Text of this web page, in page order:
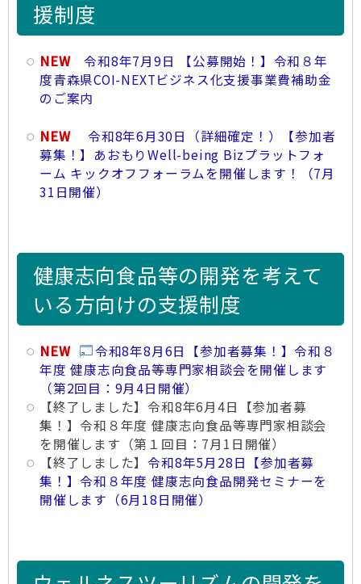
援制度
NEW
令和8年7月9日 【公募開始！】令和８年
度青森県COI-NEXTビジネス化支援事業費補助金
のご案内
NEW
令和8年6月30日（詳細確定！）【参加者
募集！】あおもりWell-being Bizプラットフォ
ーム キックオフフォーラムを開催します！（7月
31日開催）
健康志向食品等の開発を考えて
いる方向けの支援制度
NEW
令和8年8月6日【参加者募集！】令和８
年度 健康志向食品等専門家相談会を開催します
（第2回目：9月4日開催）
【終了しました】令和8年6月4日【参加者募
集！】令和８年度 健康志向食品等専門家相談会
を開催します（第１回目：7月1日開催）
【終了しました】令和8年5月28日【参加者募
集！】令和８年度 健康志向食品開発セミナーを
開催します（6月18日開催）